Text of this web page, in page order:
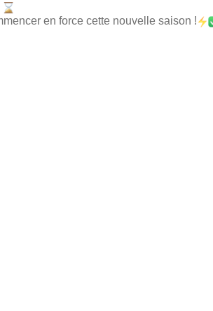
en force cette nouvelle saison !